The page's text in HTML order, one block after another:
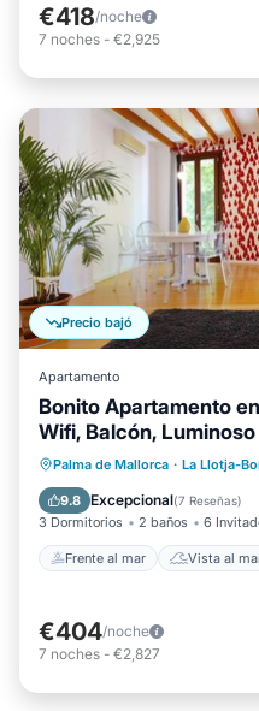
€418/noche
7 noches - €2,925
Precio bajó
Apartamento
Bonito Apartamento
Wifi, Balcón,
Palma de Mallorca · La Llotja-
9.8 Excepcional(7 Reseñas)
3 Dormitorios 2 baños 6
Frente al mar Vista al
Frente al mar
Balcón/Terraza
€404/noche
7 noches - €2,827